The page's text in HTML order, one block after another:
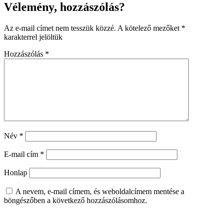
Vélemény, hozzászólás?
Az e-mail címet nem tesszük közzé. A kötelező mezőket *
karakterrel jelöltük
Hozzászólás *
Név *
E-mail cím *
Honlap
A nevem, e-mail címem, és weboldalcímem mentése a
böngészőben a következő hozzászólásomhoz.